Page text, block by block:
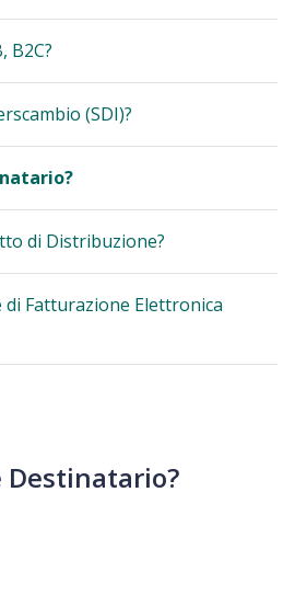
B2C?
(SDI)?
di Distribuzione?
di Fatturazione Elettronica
Destinatario?